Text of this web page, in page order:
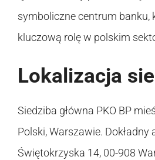
symboliczne centrum banku,
kluczową rolę w polskim
Lokalizacja
Siedziba główna PKO BP
Polski, Warszawie. Dokładny
Świętokrzyska 14, 00-908